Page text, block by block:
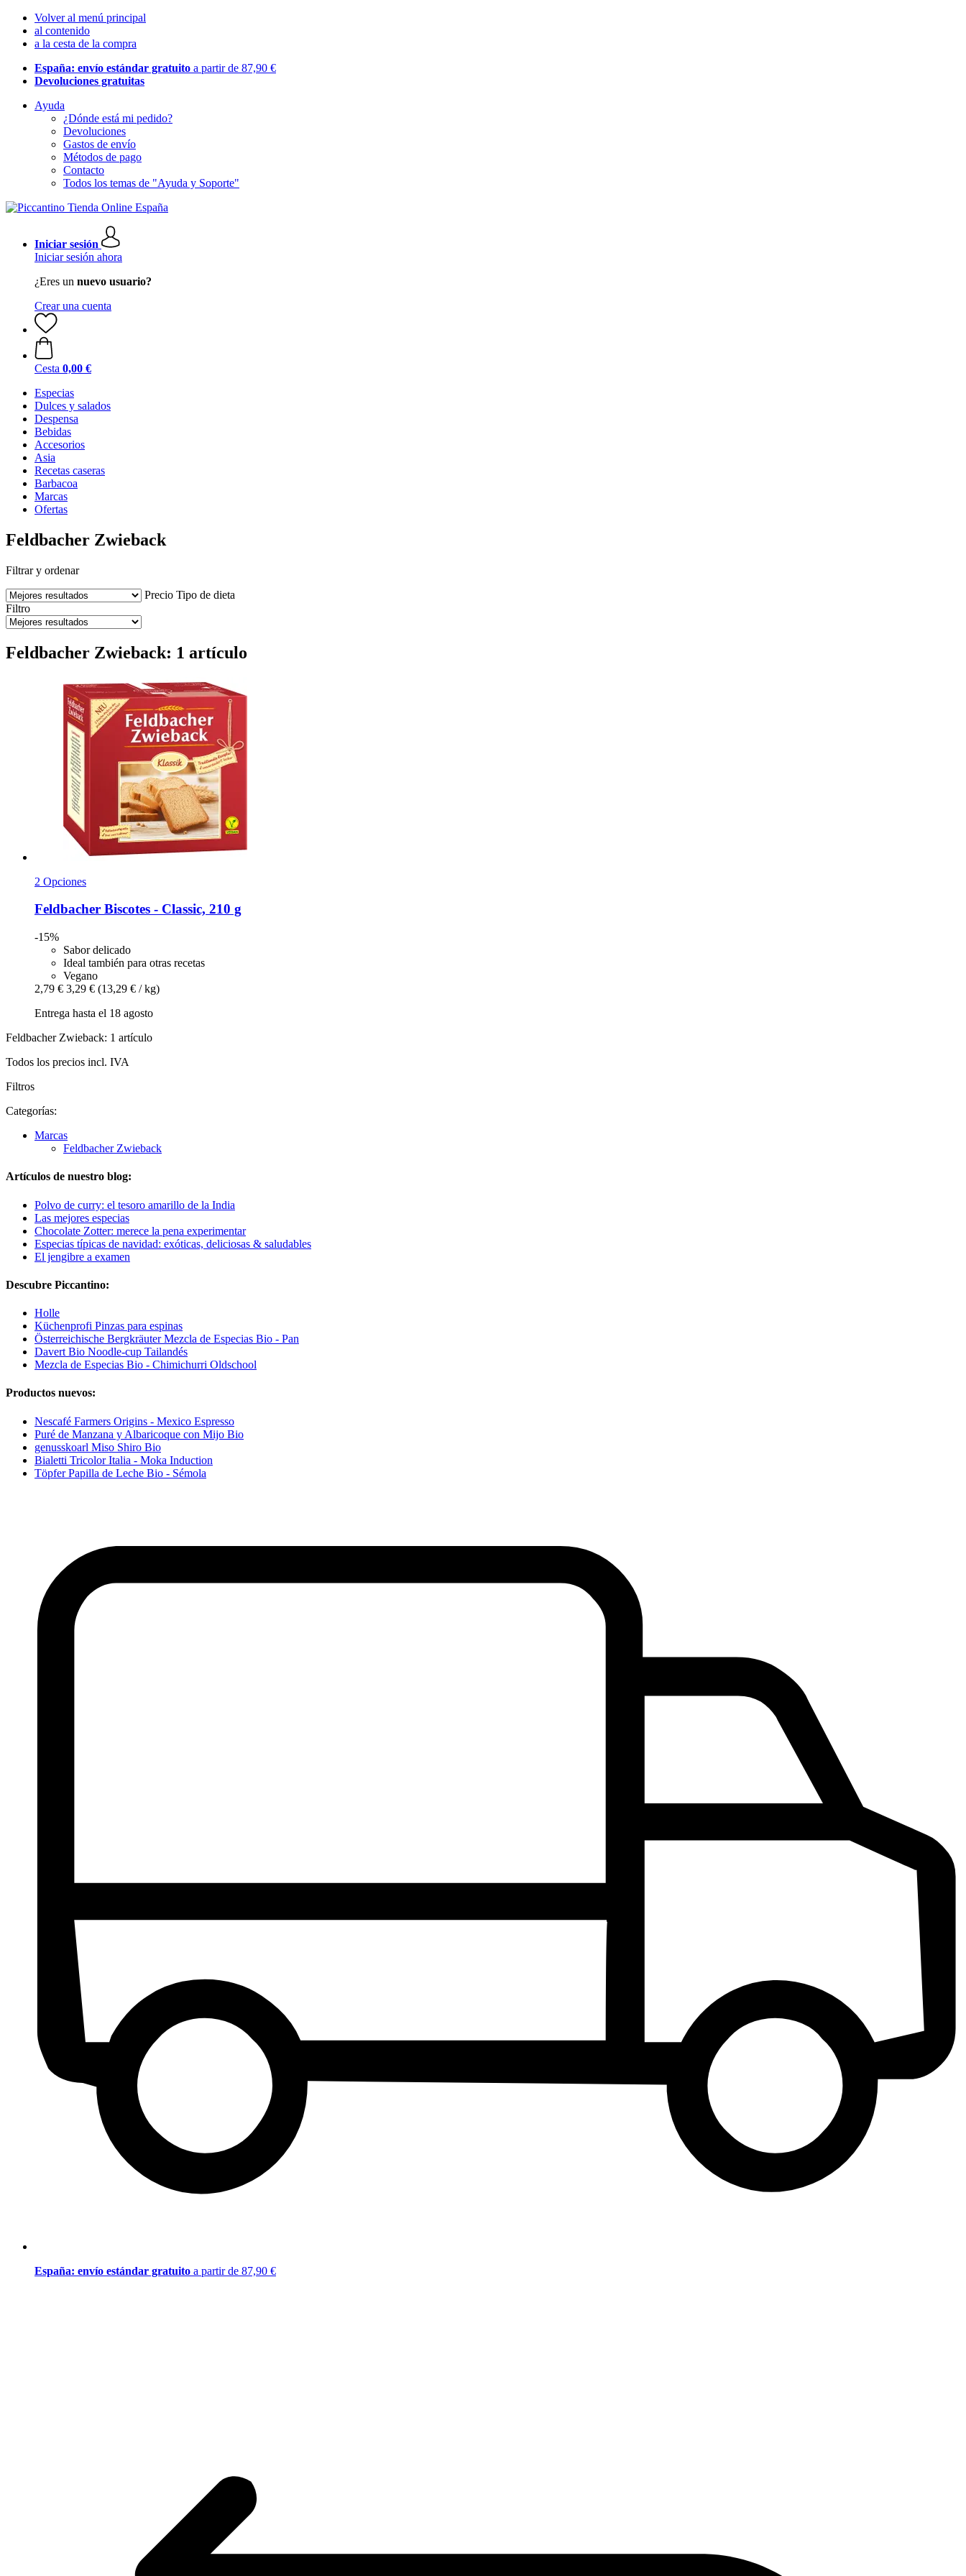
Volver al menú principal
al contenido
a la cesta de la compra
España: envío estándar gratuito a partir de 87,90 €
Devoluciones gratuitas
Ayuda
¿Dónde está mi pedido?
Devoluciones
Gastos de envío
Métodos de pago
Contacto
Todos los temas de "Ayuda y Soporte"
Iniciar sesión
Iniciar sesión ahora
¿Eres un nuevo usuario?
Crear una cuenta
Cesta 0,00 €
Especias
Dulces y salados
Despensa
Bebidas
Accesorios
Asia
Recetas caseras
Barbacoa
Marcas
Ofertas
Feldbacher Zwieback
Filtrar y ordenar
Precio Tipo de dieta
Filtro
Feldbacher Zwieback: 1 artículo
2 Opciones
Feldbacher Biscotes -​ Classic, 210 g
-15%
Sabor delicado
Ideal también para otras recetas
Vegano
2,79 € 3,29 € (13,29 € / kg)
Entrega hasta el 18 agosto
Feldbacher Zwieback: 1 artículo
Todos los precios incl. IVA
Filtros
Categorías:
Marcas
Feldbacher Zwieback
Artículos de nuestro blog:
Polvo de curry: el tesoro amarillo de la India
Las mejores especias
Chocolate Zotter: merece la pena experimentar
Especias típicas de navidad: exóticas, deliciosas & saludables
El jengibre a examen
Descubre Piccantino:
Holle
Küchenprofi Pinzas para espinas
Österreichische Bergkräuter Mezcla de Especias Bio - Pan
Davert Bio Noodle-cup Tailandés
Mezcla de Especias Bio - Chimichurri Oldschool
Productos nuevos:
Nescafé Farmers Origins - Mexico Espresso
Puré de Manzana y Albaricoque con Mijo Bio
genusskoarl Miso Shiro Bio
Bialetti Tricolor Italia - Moka Induction
Töpfer Papilla de Leche Bio - Sémola
España: envío estándar gratuito a partir de 87,90 €